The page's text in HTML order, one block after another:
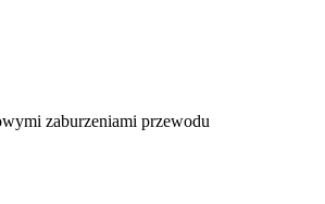
zaburzeniami przewodu